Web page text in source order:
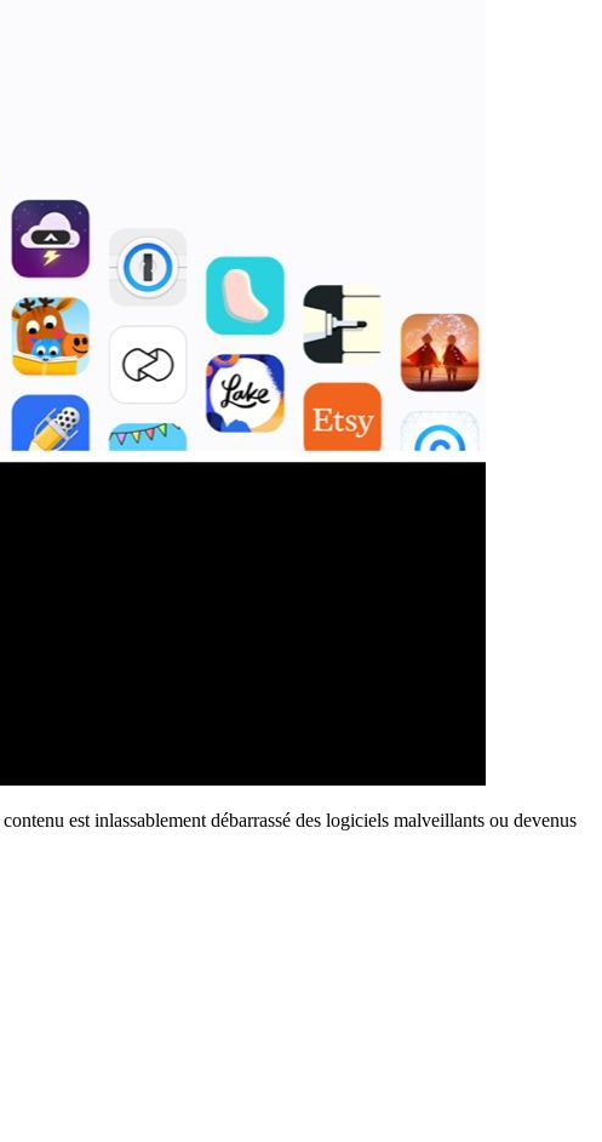
est inlassablement débarrassé des logiciels malveillants ou devenus